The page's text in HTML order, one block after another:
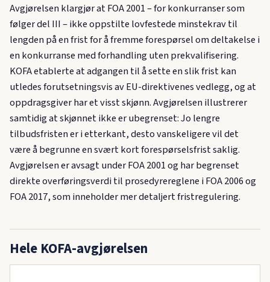
Avgjørelsen klargjør at FOA 2001 – for konkurranser som
følger del III – ikke oppstilte lovfestede minstekrav til
lengden på en frist for å fremme forespørsel om deltakelse i
en konkurranse med forhandling uten prekvalifisering.
KOFA etablerte at adgangen til å sette en slik frist kan
utledes forutsetningsvis av EU-direktivenes vedlegg, og at
oppdragsgiver har et visst skjønn. Avgjørelsen illustrerer
samtidig at skjønnet ikke er ubegrenset: Jo lengre
tilbudsfristen er i etterkant, desto vanskeligere vil det
være å begrunne en svært kort forespørselsfrist saklig.
Avgjørelsen er avsagt under FOA 2001 og har begrenset
direkte overføringsverdi til prosedyrereglene i FOA 2006 og
FOA 2017, som inneholder mer detaljert fristregulering.
Hele KOFA-avgjørelsen